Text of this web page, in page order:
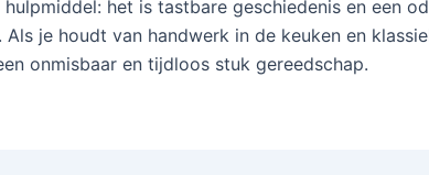
het is tastbare geschiedenis en een
je houdt van handwerk in de keuken en
onmisbaar en tijdloos stuk gereedschap.